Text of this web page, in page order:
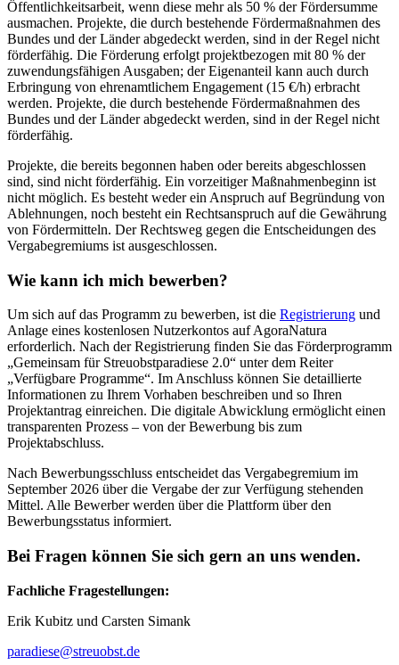
Öffentlichkeitsarbeit, wenn diese mehr als 50 % der Fördersumme
ausmachen. Projekte, die durch bestehende Fördermaßnahmen des
Bundes und der Länder abgedeckt werden, sind in der Regel nicht
förderfähig. Die Förderung erfolgt projektbezogen mit 80 % der
zuwendungsfähigen Ausgaben; der Eigenanteil kann auch durch
Erbringung von ehrenamtlichem Engagement (15 €/h) erbracht
werden. Projekte, die durch bestehende Fördermaßnahmen des
Bundes und der Länder abgedeckt werden, sind in der Regel nicht
förderfähig.
Projekte, die bereits begonnen haben oder bereits abgeschlossen
sind, sind nicht förderfähig. Ein vorzeitiger Maßnahmenbeginn ist
nicht möglich. Es besteht weder ein Anspruch auf Begründung von
Ablehnungen, noch besteht ein Rechtsanspruch auf die Gewährung
von Fördermitteln. Der Rechtsweg gegen die Entscheidungen des
Vergabegremiums ist ausgeschlossen.
Wie kann ich mich bewerben?
Um sich auf das Programm zu bewerben, ist die Registrierung und
Anlage eines kostenlosen Nutzerkontos auf AgoraNatura
erforderlich. Nach der Registrierung finden Sie das Förderprogramm
„Gemeinsam für Streuobstparadiese 2.0“ unter dem Reiter
„Verfügbare Programme“. Im Anschluss können Sie detaillierte
Informationen zu Ihrem Vorhaben beschreiben und so Ihren
Projektantrag einreichen. Die digitale Abwicklung ermöglicht einen
transparenten Prozess – von der Bewerbung bis zum
Projektabschluss.
Nach Bewerbungsschluss entscheidet das Vergabegremium im
September 2026 über die Vergabe der zur Verfügung stehenden
Mittel. Alle Bewerber werden über die Plattform über den
Bewerbungsstatus informiert.
Bei Fragen können Sie sich gern an uns wenden.
Fachliche Fragestellungen:
Erik Kubitz und Carsten Simank
paradiese@streuobst.de